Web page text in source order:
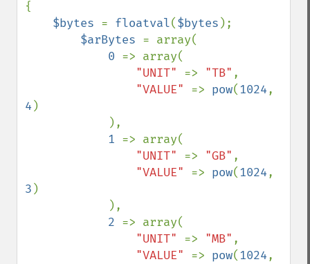
{
$bytes = floatval($bytes );
$arBytes = array(
0 => array(
"UNIT" => "TB" ,
"VALUE" => pow(1024
4 )
1 => array(
"UNIT" => "GB" ,
"VALUE" => pow(1024
3 )
2 => array(
"UNIT" => "MB" ,
"VALUE" => pow(1024